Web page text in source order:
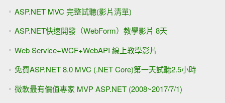
ASP.NET MVC 完整試聽(影片清單)
ASP.NET快速開發（WebForm）教學影片 8天
Web Service+WCF+WebAPI 線上教學影片
免費ASP.NET 8.0 MVC (.NET Core)第一天試聽2.5小時
微軟最有價值專家 MVP ASP.NET (2008~2017/7/1)